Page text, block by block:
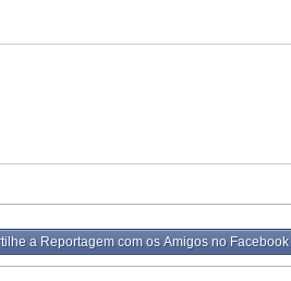
a Reportagem com os Amigos no Facebook